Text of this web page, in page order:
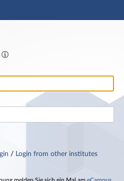
/ Login from other institutes